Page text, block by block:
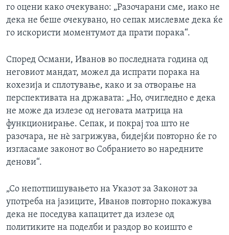
го оцени како очекувано: „Разочарани сме, иако не
дека не беше очекувано, но сепак мислевме дека ќе
го искористи моментумот да прати порака“.
Според Османи, Иванов во последната година од
неговиот мандат, можел да испрати порака на
кохезија и сплотување, како и за отворање на
перспективата на државата: „Но, очигледно е дека
не може да излезе од неговата матрица на
функционирање. Сепак, и покрај тоа што не
разочара, не нè загрижува, бидејќи повторно ќе го
изгласаме законот во Собранието во наредните
денови“.
„Со непотпишувањето на Указот за Законот за
употреба на јазиците, Иванов повторно покажува
дека не поседува капацитет да излезе од
политиките на поделби и раздор во коишто е